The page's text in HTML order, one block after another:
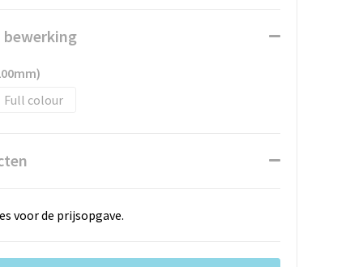
bewerking
Full colour
voor de prijsopgave.